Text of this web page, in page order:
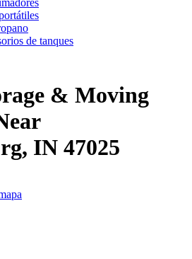
de tanques
& Moving
IN 47025